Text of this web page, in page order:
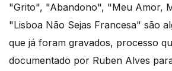
"Grito", "Abandono", "Meu Amor,
"Lisboa Não Sejas Francesa" são
que já foram gravados, processo
documentado por Ruben Alves